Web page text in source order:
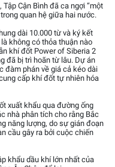
Cận Bình đã ca ngợi “một
quan hệ giữa hai nước.
dài 10.000 từ và ký kết
không có thỏa thuận nào
khí đốt Power of Siberia 2
đã bị trì hoãn từ lâu. Dự án
đàm phán về giá cả kéo dài
cấp khí đốt tự nhiên hóa
xuất khẩu qua đường ống
nhà phân tích cho rằng Bắc
năng lượng, do sự gián đoạn
cầu gây ra bởi cuộc chiến
khẩu dầu khí lớn nhất của